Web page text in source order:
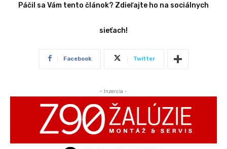
Páčil sa Vám tento článok? Zdieľajte ho na sociálnych
sieťach!
Facebook Twitter
- Inzercia -